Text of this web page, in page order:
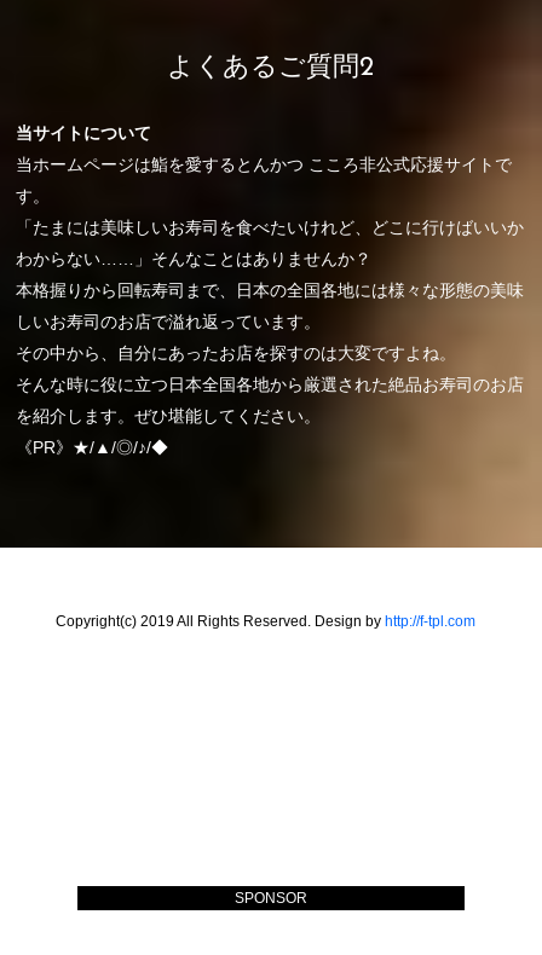
よくあるご質問2
当サイトについて
当ホームページは鮨を愛するとんかつ こころ非公式応援サイトで
す。
「たまには美味しいお寿司を食べたいけれど、どこに行けばいいか
わからない……」そんなことはありませんか？
本格握りから回転寿司まで、日本の全国各地には様々な形態の美味
しいお寿司のお店で溢れ返っています。
その中から、自分にあったお店を探すのは大変ですよね。
そんな時に役に立つ日本全国各地から厳選された絶品お寿司のお店
を紹介します。ぜひ堪能してください。
《PR》★/▲/◎/♪/◆
Copyright(c) 2019 All Rights Reserved. Design by http://f-tpl.com
SPONSOR